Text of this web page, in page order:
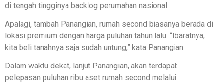
di tengah tingginya backlog perumahan nasional.
Apalagi, tambah Panangian, rumah second biasanya berada di
lokasi premium dengan harga puluhan tahun lalu. “Ibaratnya,
kita beli tanahnya saja sudah untung,” kata Panangian.
Dalam waktu dekat, lanjut Panangian, akan terdapat
pelepasan puluhan ribu aset rumah second melalui